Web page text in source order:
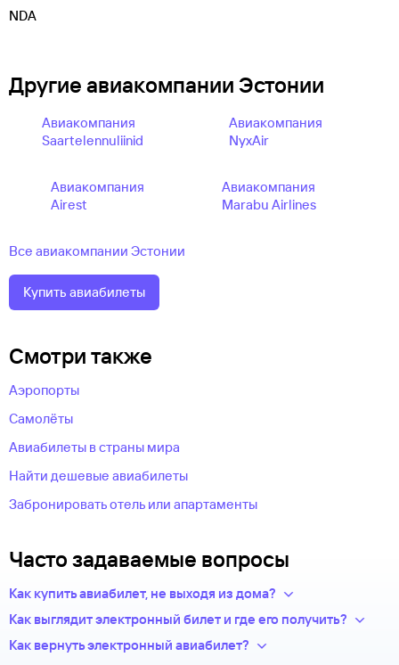
NDA
Другие авиакомпании Эстонии
Авиакомпания
Saartelennuliinid
Авиакомпания
NyxAir
Авиакомпания
Airest
Авиакомпания
Marabu Airlines
Все авиакомпании Эстонии
Купить авиабилеты
Смотри также
Аэропорты
Самолёты
Авиабилеты в страны мира
Найти дешевые авиабилеты
Забронировать отель или апартаменты
Часто задаваемые вопросы
Как купить авиабилет, не выходя из дома?
Укажите в нужных полях маршрут, дату поездки и число
из предложений сотен авиакомпаний.
Как выглядит электронный билет и где его получить?
После оплаты на сайте, в базе данных авиакомпании
Как вернуть электронный авиабилет?